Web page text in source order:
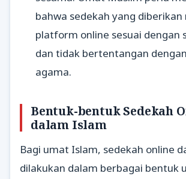
bahwa sedekah yang diberikan
platform online sesuai dengan
dan tidak bertentangan
agama.
Bentuk-bentuk Sedekah
dalam Islam
Bagi umat Islam, sedekah online
dilakukan dalam berbagai bentuk